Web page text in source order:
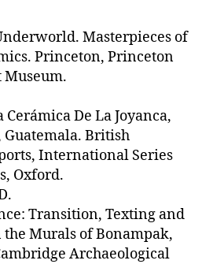
Masterpieces of
Princeton, Princeton
Cerámica De La Joyanca,
Guatemala. British
International Series
Oxford.
Transition, Texting and
Murals of Bonampak,
Archaeological